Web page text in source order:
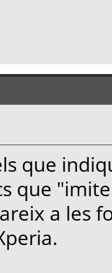
que
que
a les